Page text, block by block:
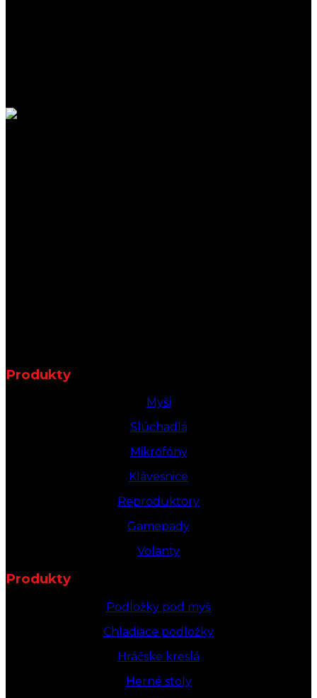
Produkty
Myši
Slúchadlá
Mikrofóny
Klávesnice
Reproduktory
Gamepady
Volanty
Produkty
Podložky pod myš
Chladiace podložky
Hráčske kreslá
Herné stoly